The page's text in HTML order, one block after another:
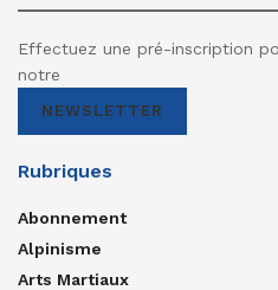
Effectuez une pré-inscription
notre
NEWSLETTER
Rubriques
Abonnement
Alpinisme
Arts Martiaux